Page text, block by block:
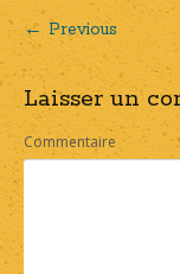
Post
← Previous
Laisser un
Commentaire